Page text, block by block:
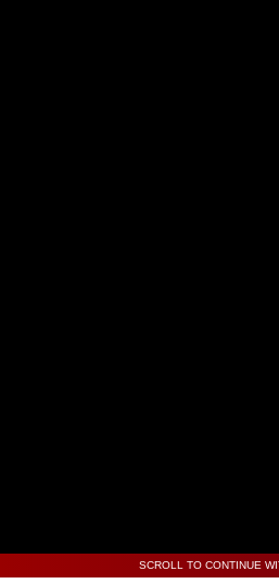
SCROLL TO CONTINUE